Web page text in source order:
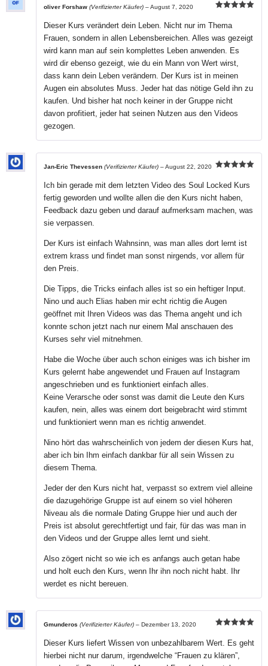
oliver Forshaw (Verifizierter Käufer) –August 7, 2020
Dieser Kurs verändert dein Leben. Nicht nur im Thema
Frauen, sondern in allen Lebensbereichen. Alles was gezeigt
wird kann man auf sein komplettes Leben anwenden. Es
wird dir ebenso gezeigt, wie du ein Mann von Wert wirst,
dass kann dein Leben verändern. Der Kurs ist in meinen
Augen ein absolutes Muss. Jeder hat das nötige Geld ihn zu
kaufen. Und bisher hat noch keiner in der Gruppe nicht
davon profitiert, jeder hat seinen Nutzen aus den Videos
gezogen.
5von 5
Jan-Eric Thevessen (Verifizierter Käufer) –August 22, 2020
Ich bin gerade mit dem letzten Video des Soul Locked Kurs
fertig geworden und wollte allen die den Kurs nicht haben,
Feedback dazu geben und darauf aufmerksam machen, was
sie verpassen.
Der Kurs ist einfach Wahnsinn, was man alles dort lernt ist
extrem krass und findet man sonst nirgends, vor allem für
den Preis.
Die Tipps, die Tricks einfach alles ist so ein heftiger Input.
Nino und auch Elias haben mir echt richtig die Augen
geöffnet mit Ihren Videos was das Thema angeht und ich
konnte schon jetzt nach nur einem Mal anschauen des
Kurses sehr viel mitnehmen.
Habe die Woche über auch schon einiges was ich bisher im
Kurs gelernt habe angewendet und Frauen auf Instagram
angeschrieben und es funktioniert einfach alles.
Keine Verarsche oder sonst was damit die Leute den Kurs
kaufen, nein, alles was einem dort beigebracht wird stimmt
und funktioniert wenn man es richtig anwendet.
Nino hört das wahrscheinlich von jedem der diesen Kurs hat,
aber ich bin Ihm einfach dankbar für all sein Wissen zu
diesem Thema.
Jeder der den Kurs nicht hat, verpasst so extrem viel alleine
die dazugehörige Gruppe ist auf einem so viel höheren
Niveau als die normale Dating Gruppe hier und auch der
Preis ist absolut gerechtfertigt und fair, für das was man in
den Videos und der Gruppe alles lernt und sieht.
Also zögert nicht so wie ich es anfangs auch getan habe
und holt euch den Kurs, wenn Ihr ihn noch nicht habt. Ihr
werdet es nicht bereuen.
von 5
Gmunderos (Verifizierter Käufer) – Dezember 13, 2020
Dieser Kurs liefert Wissen von unbezahlbarem Wert. Es geht
hierbei nicht nur darum, irgendwelche “Frauen zu klären”,